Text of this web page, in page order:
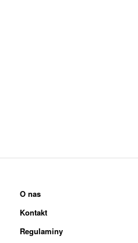
O nas
Kontakt
Regulaminy